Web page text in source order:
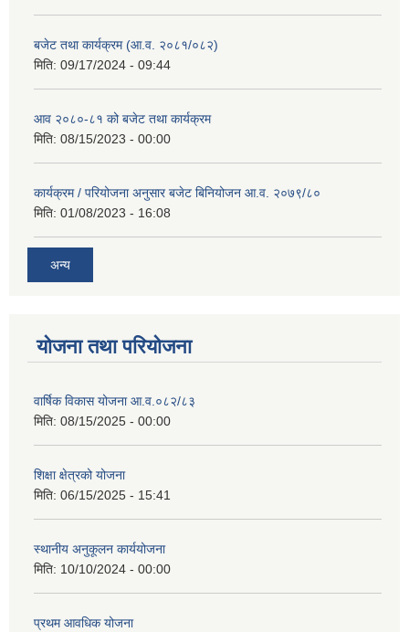
बजेट तथा कार्यक्रम (आ.व. २०८१/०८२)
मिति: 09/17/2024 - 09:44
आव २०८०-८१ को बजेट तथा कार्यक्रम
मिति: 08/15/2023 - 00:00
कार्यक्रम / परियोजना अनुसार बजेट बिनियोजन आ.व. २०७९/८०
मिति: 01/08/2023 - 16:08
अन्य
योजना तथा परियोजना
वार्षिक विकास योजना आ.व.०८२/८३
मिति: 08/15/2025 - 00:00
शिक्षा क्षेत्रको योजना
मिति: 06/15/2025 - 15:41
स्थानीय अनुकूलन कार्ययोजना
मिति: 10/10/2024 - 00:00
प्रथम आवधिक योजना